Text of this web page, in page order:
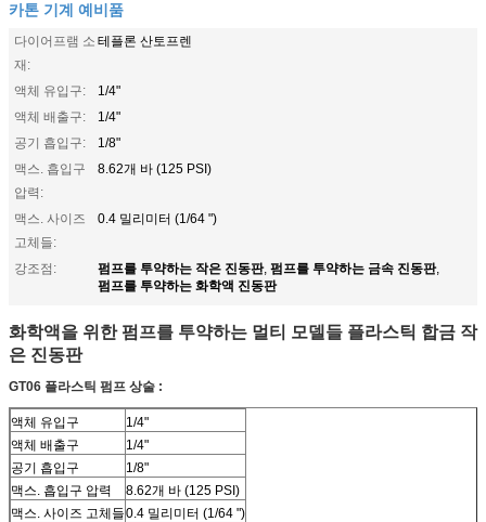
카톤 기계 예비품
다이어프램 소
재:
테플론 산토프렌
액체 유입구:
1/4"
액체 배출구:
1/4"
공기 흡입구:
1/8"
맥스. 흡입구
압력:
8.62개 바 (125 PSI)
맥스. 사이즈
고체들:
0.4 밀리미터 (1/64 ")
강조점: 펌프를 투약하는 작은 진동판, 펌프를 투약하는 금속 진동판,
펌프를 투약하는 화학액 진동판
화학액을 위한 펌프를 투약하는 멀티 모델들 플라스틱 합금 작
은 진동판
GT06 플라스틱 펌프 상술 :
액체 유입구
1/4"
액체 배출구
1/4"
공기 흡입구
1/8"
맥스. 흡입구 압력
8.62개 바 (125 PSI)
맥스. 사이즈 고체들0.4 밀리미터 (1/64 ")